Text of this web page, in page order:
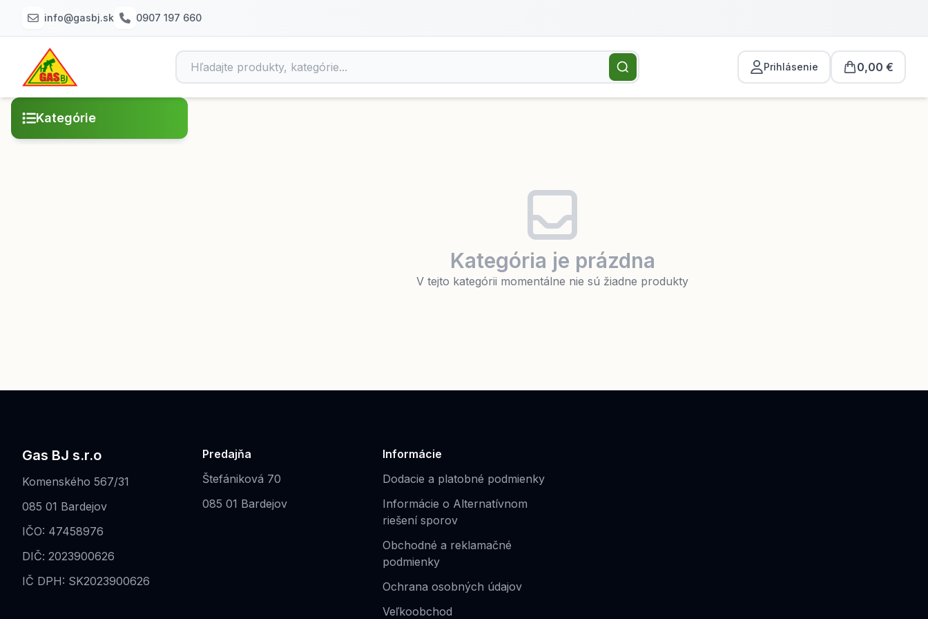
info@gasbj.sk 0907 197 660
Prihlásenie 0,00 €
Kategórie
Kategória je prázdna
V tejto kategórii momentálne nie sú žiadne produkty
Gas BJ s.r.o
Komenského 567/31
085 01 Bardejov
IČO: 47458976
DIČ: 2023900626
IČ DPH: SK2023900626
Predajňa
Štefániková 70
085 01 Bardejov
Informácie
Dodacie a platobné podmienky
Informácie o Alternatívnom
riešení sporov
Obchodné a reklamačné
podmienky
Ochrana osobných údajov
Veľkoobchod